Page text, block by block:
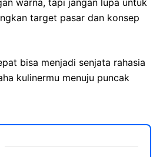
target pasar dan konsep
bisa menjadi senjata rahasia
kulinermu menuju puncak